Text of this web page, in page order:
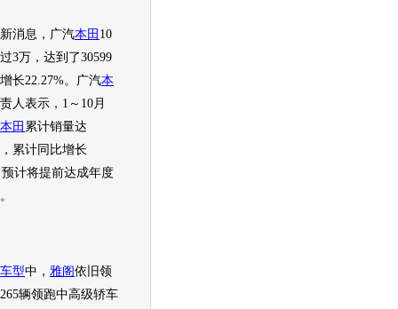
息，广汽本田 10
3万，达到了30599
长22.27%。广汽本
人表示，1～10月
本田 累计销量达
累计同比增长
预计将提前达成年度
车型中， 雅阁依旧领
辆领跑中高级轿车